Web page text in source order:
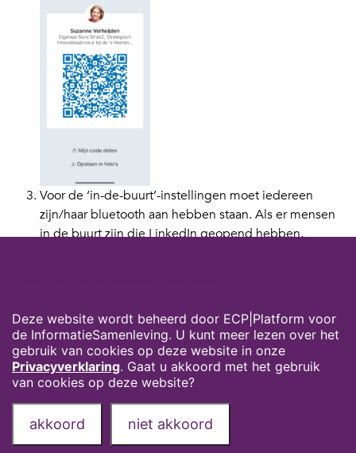
Voor de ‘in-de-buurt’-instellingen moet iedereen
zijn/haar bluetooth aan hebben staan. Als er mensen
in de buurt zijn die LinkedIn geopend hebben,
Auteur:Suzanne Verheijden is programmamanager Digitale
Vaardigheden
Privacyverklaring
Over deze website
Onze partners
Contact
Deze website wordt beheerd door ECP|Platform voor
de InformatieSamenleving. U kunt meer lezen over het
gebruik van cookies op deze website in onze
Privacyverklaring. Gaat u akkoord met het gebruik
van cookies op deze website?
akkoord niet akkoord